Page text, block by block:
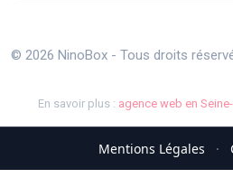
© 2026 NinoBox - Tous droits
En savoir plus : agence web en
Mentions Légales ·